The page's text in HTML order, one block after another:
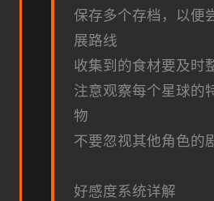
保存多个存档，以便
展路线
收集到的食材要及时
注意观察每个星球的
物
不要忽视其他角色的
好感度系统详解